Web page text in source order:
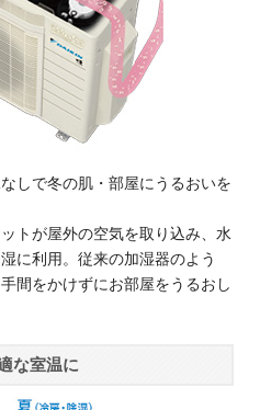
しで冬の肌・部屋にうるおいを
トが屋外の空気を取り込み、水
に利用。従来の加湿器のよう
間をかけずにお部屋をうるおし
な室温に